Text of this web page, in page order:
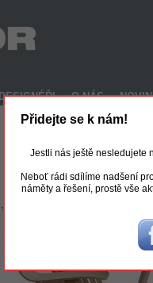
DESIGNÉŘI O NÁS
Přidejte se k nám!
Jestli nás ještě nesledujete
Neboť rádi sdílíme nadšení
náměty a řešení, prostě vše